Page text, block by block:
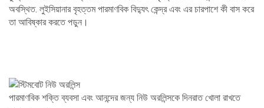
অবস্থিত. লুইসিয়ানার বৃহত্তম পারমাণবিক বিদ্যুৎ কেন্দ্র এবং এর চারপাশে কী বাস করে
তা আবিষ্কার করতে পড়ুন।
পারমাণবিক শক্তি ব্যবসা এবং আনন্দের জন্য নিউ অরলিন্সকে দিনরাত খোলা রাখতে